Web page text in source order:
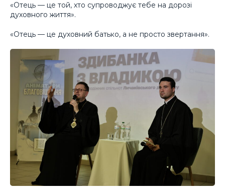
«Отець — це той, хто супроводжує тебе на дорозі
духовного життя».
«Отець — це духовний батько, а не просто звертання».